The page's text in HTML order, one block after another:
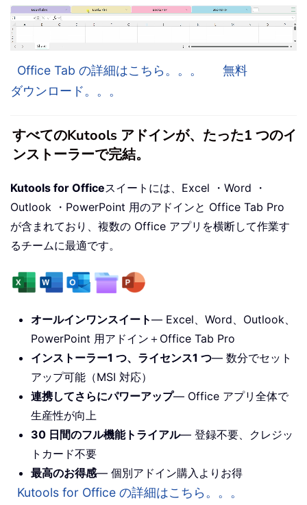
Office Tab の詳細はこちら。。。
無料
ダウンロード。。。
すべてのKutools アドインが、たった1 つのイ
ンストーラーで完結。
Kutools for Officeスイートには、Excel ・Word ・
Outlook ・PowerPoint 用のアドインと Office Tab Pro
が含まれており、複数の Office アプリを横断して作業す
るチームに最適です。
オールインワンスイート— Excel、Word、Outlook、
PowerPoint 用アドイン＋Office Tab Pro
インストーラー1 つ、ライセンス1 つ— 数分でセット
アップ可能（MSI 対応）
連携してさらにパワーアップ— Office アプリ全体で
生産性が向上
30 日間のフル機能トライアル— 登録不要、クレジッ
トカード不要
最高のお得感— 個別アドイン購入よりお得
Kutools for Office の詳細はこちら。。。